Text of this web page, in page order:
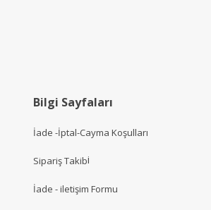
Bilgi Sayfaları
İade -İptal-Cayma Koşulları
Sipariş Takibi
İade - iletişim Formu